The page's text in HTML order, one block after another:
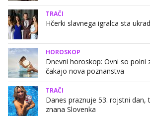
TRAČI
Hčerki slavnega igralca sta
HOROSKOP
Dnevni horoskop: Ovni so polni
čakajo nova poznanstva
TRAČI
Danes praznuje 53. rojstni dan,
znana Slovenka